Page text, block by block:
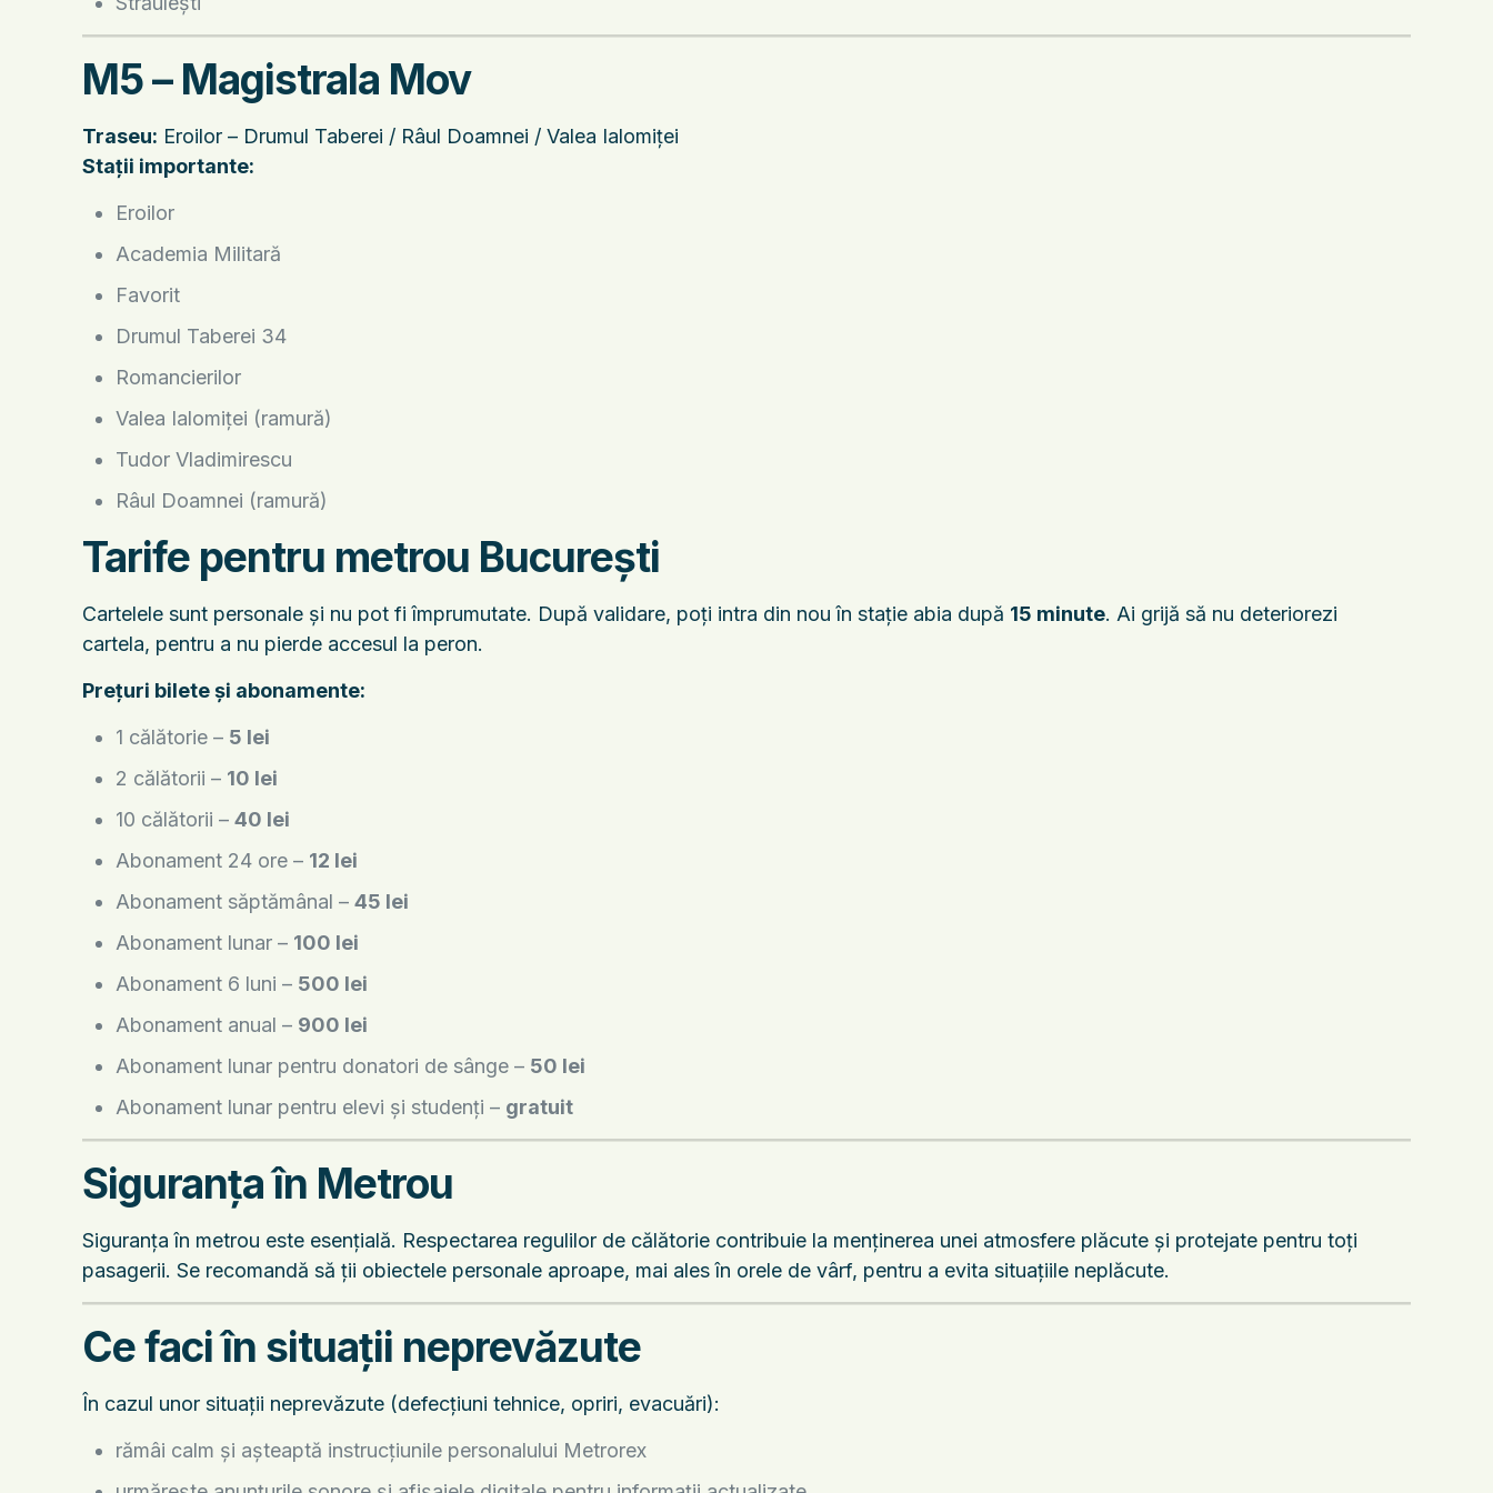
M5 – Magistrala Mov
Traseu: Eroilor – Drumul Taberei / Râul Doamnei / Valea Ialomiței
Stații importante:
Eroilor
Academia Militară
Favorit
Drumul Taberei 34
Romancierilor
Valea Ialomiței (ramură)
Tudor Vladimirescu
Râul Doamnei (ramură)
Tarife pentru metrou București
Cartelele sunt personale și nu pot fi împrumutate. După validare, poți intra din nou în stație abia după 15 minute. Ai grijă să nu deteriorezi
cartela, pentru a nu pierde accesul la peron.
Prețuri bilete și abonamente:
1 călătorie – 5 lei
2 călătorii – 10 lei
10 călătorii –40 lei
Abonament 24 ore – 12 lei
Abonament săptămânal –45 lei
Abonament lunar – 100 lei
Abonament 6 luni – 500 lei
Abonament anual – 900 lei
Abonament lunar pentru donatori de sânge – 50 lei
Abonament lunar pentru elevi și studenți – gratuit
Siguranța în Metrou
Siguranța în metrou este esențială. Respectarea regulilor de călătorie contribuie la menținerea unei atmosfere plăcute și protejate pentru toți
pasagerii. Se recomandă să ții obiectele personale aproape, mai ales în orele de vârf, pentru a evita situațiile neplăcute.
Ce faci în situații neprevăzute
În cazul unor situații neprevăzute (defecțiuni tehnice, opriri, evacuări):
rămâi calm și așteaptă instrucțiunile personalului Metrorex